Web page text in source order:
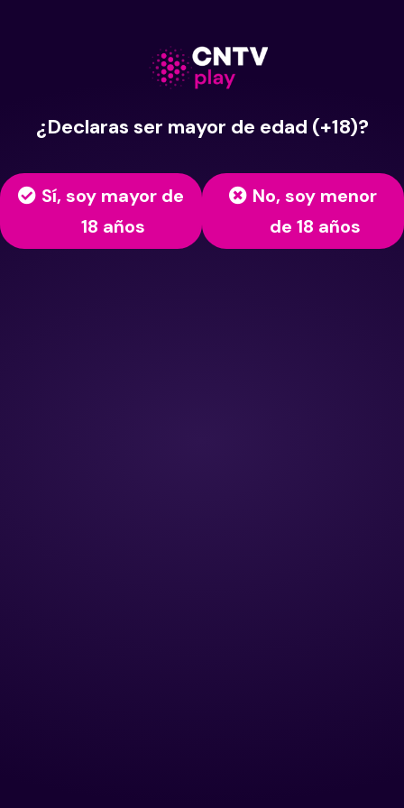
¿Declaras ser mayor de edad (+18)?
Sí, soy mayor de
18 años
No, soy menor
de 18 años